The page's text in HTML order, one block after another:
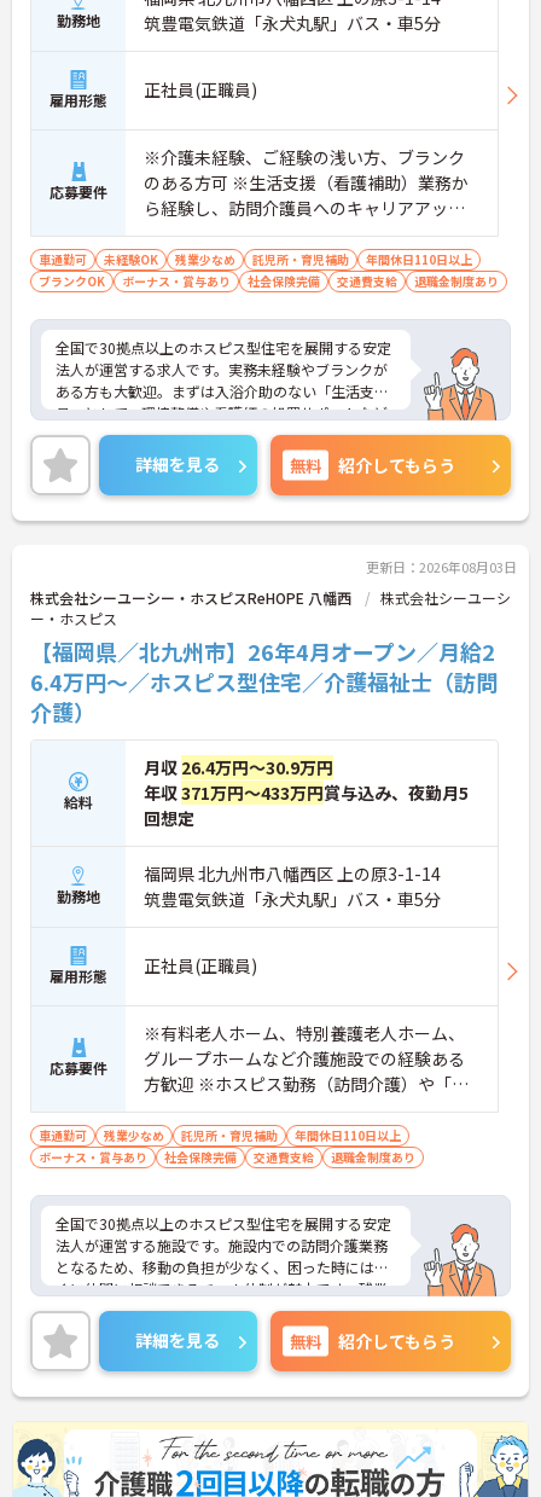
勤務地
筑豊電気鉄道「永犬丸駅」バス・車5分
雇用形態 正社員(正職員)
応募要件
※介護未経験、ご経験の浅い方、ブランク
のある方可 ※生活支援（看護補助）業務か
ら経験し、訪問介護員へのキャリアアップ
を目指せます
車通勤可 未経験OK 残業少なめ 託児所・育児補助
年間休日110日以上
ブランクOK
ボーナス・賞与あり 社会保険完備 交通費支給 退職金制度あり
全国で30拠点以上のホスピス型住宅を展開する安定
法人が運営する求人です。実務未経験やブランクが
ある方も大歓迎。まずは入浴介助のない「生活支援
員」として、環境整備や看護師の処置サポートなど
の業務からスタートし、無理なくホスピスケアの経
験を積むことができ、ゆくゆくは訪問介護員へステ
ップアップすることも可能です。残業は全社平均残
業月5時間程度と少なく、連続休暇の取得で支援金
が支給される独自の制度や、自由診療の割引が受け
で、24時間連携の訪問診療医もいるため、医療依存
度の高い方へのケアもチームで安心して取り組める
環境です。
★おすすめPOINT★
【無理なくステップアップできる業務内容】
・実務未経験からでも挑戦可能です
・入浴介助なし、まずは生活支援や看護師のサポー
トからスタートできます
・資格取得支援制度を活用し、将来的に訪問介護員
を目指せる環境です
【手厚い待遇と働きやすさの両立】
・介護福祉士手当25,000円あり
・残業は全社平均残業月5時間程度と少なくプライ
ベートの時間を確保できます
・3日以上の連続休暇取得で支援金が支給される独
自の制度があります
・夏季・冬季の特別休暇があり年間休日は113日し
っかりと休めます
【安心の教育・チームサポート体制】
・2日間のオンライン研修と個人のペースに合わせ
たOJTを実施しています
詳細を見る 無料 紹介してもらう
更新日：2026年08月03日
株式会社シーユーシー・ホスピスReHOPE 八幡西
株式会社シーユーシ
ー・ホスピス
【福岡県／北九州市】26年4月オープン／月給2
6.4万円～／ホスピス型住宅／介護福祉士（訪問
介護）
給料
月収 26.4万円～30.9万円
年収371万円～433万円賞与込み、夜勤月5
回想定
勤務地
福岡県 北九州市八幡西区 上の原3-1-14
筑豊電気鉄道「永犬丸駅」バス・車5分
雇用形態 正社員(正職員)
応募要件
※有料老人ホーム、特別養護老人ホーム、
グループホームなど介護施設での経験ある
方歓迎 ※ホスピス勤務（訪問介護）や「看
取り」が初めての方も可
車通勤可 残業少なめ 託児所・育児補助
年間休日110日以上
ボーナス・賞与あり
社会保険完備 交通費支給 退職金制度あり
全国で30拠点以上のホスピス型住宅を展開する安定
法人が運営する施設です。施設内での訪問介護業務
となるため、移動の負担が少なく、困った時にはす
ぐに仲間に相談できるチーム体制が魅力です。残業
は全社平均残業月5時間程度と少なく、3日以上の連
続休暇で支援金が支給される独自の制度や、美容皮
膚科などの割引が受けられる福利厚生も充実してい
ます。ホスピスケアが初めてでも、充実した入社時
研修と資格取得支援制度を活用し、専門性を高めな
がらご自身のキャリアアップを目指すことができま
す。ご入居者さまの生きる喜びに寄り添いながらチ
ームで協力しながらより良いケアを提供したい方に
ぴったりの環境です。
詳細を見る 無料 紹介してもらう